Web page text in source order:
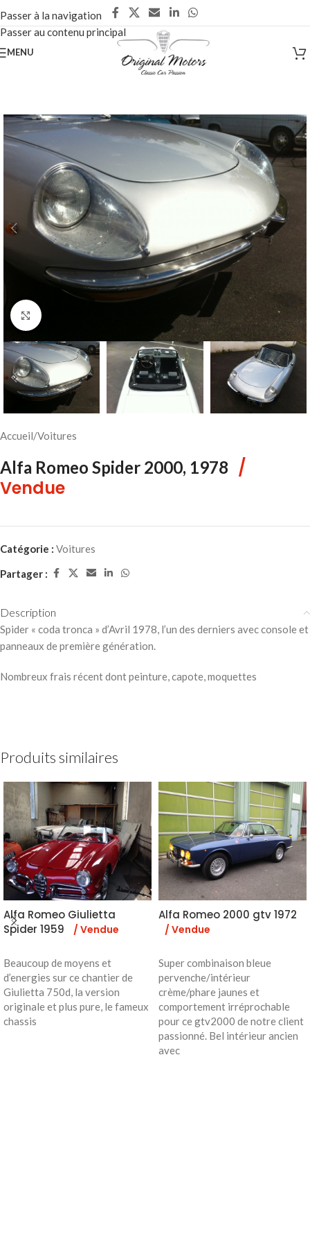
Passer à la navigation
Passer au contenu principal
MENU
Cliquez pour agrandir
Accueil/Voitures
Alfa Romeo Spider 2000, 1978 /
Vendue
Catégorie : Voitures
Partager :
Description
Spider « coda tronca » d’Avril 1978, l’un des derniers avec console et
panneaux de première génération.
Nombreux frais récent dont peinture, capote, moquettes
Produits similaires
Alfa Romeo Giulietta
Spider 1959
/ Vendue
Beaucoup de moyens et
d’energies sur ce chantier de
Giulietta 750d, la version
originale et plus pure, le fameux
chassis
Alfa Romeo 2000 gtv 1972
/ Vendue
Super combinaison bleue
pervenche/intérieur
crème/phare jaunes et
comportement irréprochable
pour ce gtv2000 de notre client
passionné. Bel intérieur ancien
avec